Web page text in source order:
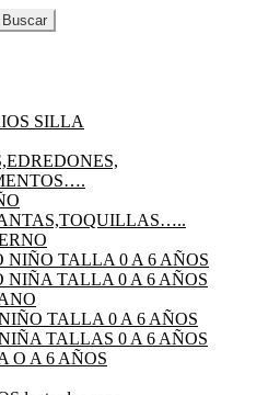
Buscar
SILLA
NIÑO TALLA 0 A 6 AÑOS
NIÑA TALLA 0 A 6 AÑOS
TALLA 0 A 6 AÑOS
TALLAS 0 A 6 AÑOS
O A 6 AÑOS